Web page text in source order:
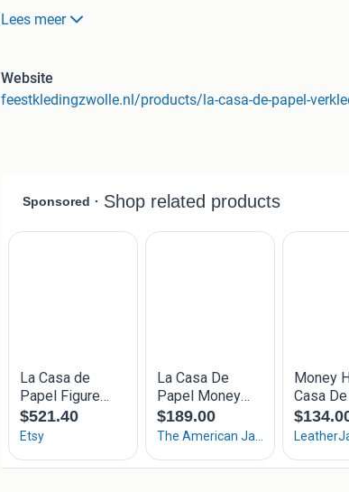
Eigenschappen
overall met capuchon
controle over elk feest! Bekijk nu via: https://
Vandaag besteld, morgen verzonden
Afhalen in Zwolle
Lees meer
Website